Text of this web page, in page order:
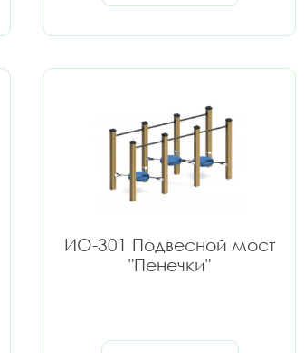
ИО-301 Подвесной мост
"Пенечки"